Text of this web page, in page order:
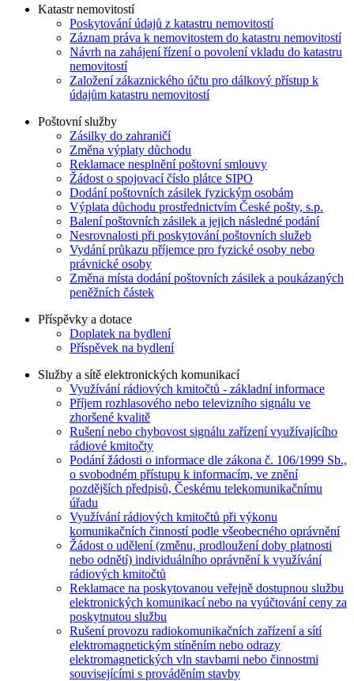
Katastr nemovitostí
Poskytování údajů z katastru nemovitostí
Záznam práva k nemovitostem do katastru nemovitostí
Návrh na zahájení řízení o povolení vkladu do katastru
nemovitostí
Založení zákaznického účtu pro dálkový přístup k
údajům katastru nemovitostí
Poštovní služby
Zásilky do zahraničí
Změna výplaty důchodu
Reklamace nesplnění poštovní smlouvy
Žádost o spojovací číslo plátce SIPO
Dodání poštovních zásilek fyzickým osobám
Výplata důchodu prostřednictvím České pošty, s.p.
Balení poštovních zásilek a jejich následné podání
Nesrovnalosti při poskytování poštovních služeb
Vydání průkazu příjemce pro fyzické osoby nebo
právnické osoby
Změna místa dodání poštovních zásilek a poukázaných
peněžních částek
Příspěvky a dotace
Doplatek na bydlení
Příspěvek na bydlení
Služby a sítě elektronických komunikací
Využívání rádiových kmitočtů - základní informace
Příjem rozhlasového nebo televizního signálu ve
zhoršené kvalitě
Rušení nebo chybovost signálu zařízení využívajícího
rádiové kmitočty
Podání žádosti o informace dle zákona č. 106/1999 Sb.,
o svobodném přístupu k informacím, ve znění
pozdějších předpisů, Českému telekomunikačnímu
úřadu
Využívání rádiových kmitočtů při výkonu
komunikačních činností podle všeobecného oprávnění
Žádost o udělení (změnu, prodloužení doby platnosti
nebo odnětí) individuálního oprávnění k využívání
rádiových kmitočtů
Reklamace na poskytovanou veřejně dostupnou službu
elektronických komunikací nebo na vyúčtování ceny za
poskytnutou službu
Rušení provozu radiokomunikačních zařízení a sítí
elektromagnetickým stíněním nebo odrazy
elektromagnetických vln stavbami nebo činnostmi
souvisejícími s prováděním stavby